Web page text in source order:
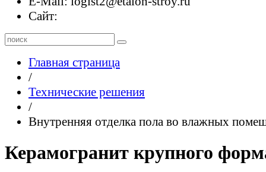
Сайт:
Главная страница
/
Технические решения
/
Внутренняя отделка пола во влажных
Керамогранит крупного